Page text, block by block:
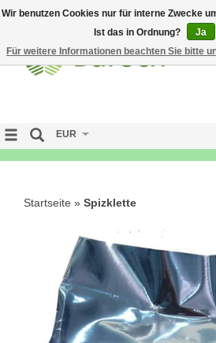
EUR
Startseite » Spizklette
Wir benutzen Cookies nur für interne Zwecke
Ist das in Ordnung?
Ja
Für weitere Informationen beachten Sie bitte